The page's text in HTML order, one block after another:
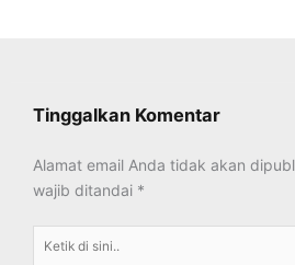
Tinggalkan Komentar
Alamat email Anda tidak akan
wajib ditandai *
Ketik